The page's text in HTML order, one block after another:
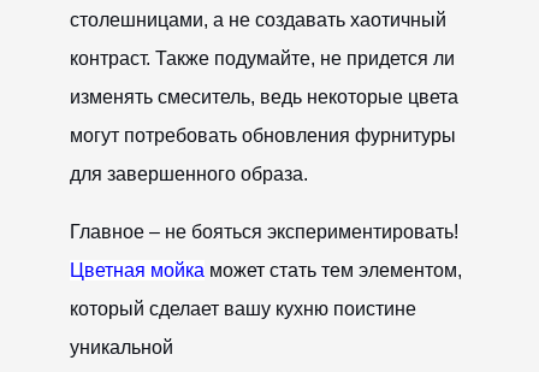
столешницами, а не создавать хаотичный
контраст. Также подумайте, не придется ли
изменять смеситель, ведь некоторые цвета
могут потребовать обновления фурнитуры
для завершенного образа.
Главное – не бояться экспериментировать!
Цветная мойка может стать тем элементом,
который сделает вашу кухню поистине
уникальной